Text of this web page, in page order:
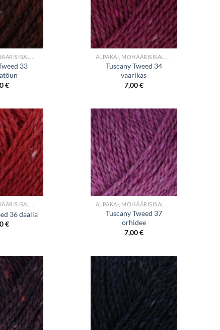
33
€
+
Tuscany Tweed 34
vaarikas
7,00€
36 daalia
€
+
Tuscany Tweed 37
orhidee
7,00€